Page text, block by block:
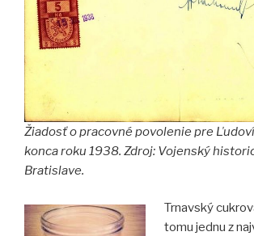
Žiadosť o pracovné povolenie pre
konca roku 1938. Zdroj: Vojenský
Bratislave.
Trnavský
tomu jednu z